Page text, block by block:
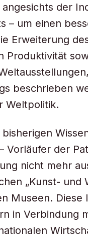
der
– um einen
Erweiterung
Produktivität
beschrieben
Weltpolitik.
bisherigen
Vorläufer der
nicht mehr
„Kunst- und
Museen. Diese
in Verbindung